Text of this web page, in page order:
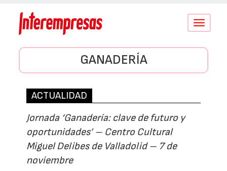
Conmutar
GANADERÍA
ACTUALIDAD
Jornada ‘Ganadería: clave de futuro y
oportunidades’ – Centro Cultural
Miguel Delibes de Valladolid – 7 de
noviembre